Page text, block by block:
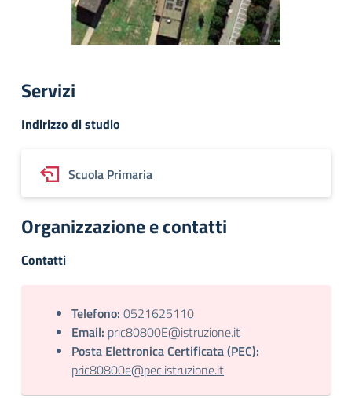
Servizi
Indirizzo di studio
Scuola Primaria
Organizzazione e contatti
Contatti
Telefono: 0521625110
Email: pric80800E@istruzione.it
Posta Elettronica Certificata (PEC):
pric80800e@pec.istruzione.it